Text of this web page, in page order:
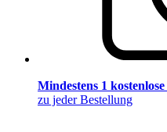
Mindestens 1
zu jeder Bestellung